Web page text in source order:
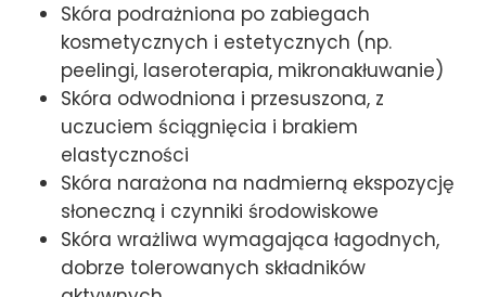
Skóra podrażniona po zabiegach
kosmetycznych i estetycznych (np.
peelingi, laseroterapia, mikronakłuwanie)
Skóra odwodniona i przesuszona, z
uczuciem ściągnięcia i brakiem
elastyczności
Skóra narażona na nadmierną ekspozycję
słoneczną i czynniki środowiskowe
Skóra wrażliwa wymagająca łagodnych,
dobrze tolerowanych składników